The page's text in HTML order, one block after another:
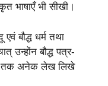
भाषाएँ भी सीखी।
बौद्ध धर्म तथा
उन्होंन बौद्ध पत्र-
तक अनेक लेख लिखे